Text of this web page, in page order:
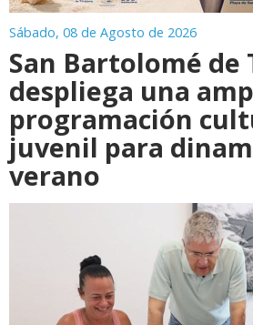
Sábado, 08 de Agosto de 2026
San Bartolomé de
despliega una
programación
juvenil para
verano